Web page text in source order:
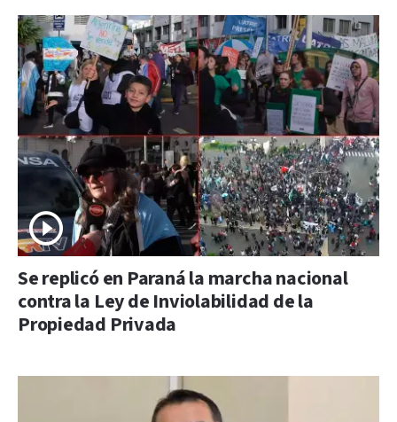
Se replicó en Paraná la marcha nacional
contra la Ley de Inviolabilidad de la
Propiedad Privada